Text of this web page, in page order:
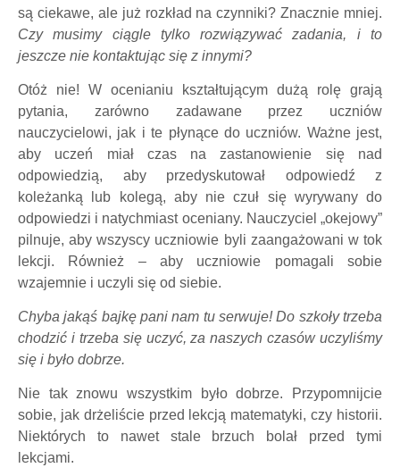
są ciekawe, ale już rozkład na czynniki? Znacznie mniej.
Czy musimy ciągle tylko rozwiązywać zadania, i to
jeszcze nie kontaktując się z innymi?
Otóż nie! W ocenianiu kształtującym dużą rolę grają
pytania, zarówno zadawane przez uczniów
nauczycielowi, jak i te płynące do uczniów. Ważne jest,
aby uczeń miał czas na zastanowienie się nad
odpowiedzią, aby przedyskutował odpowiedź z
koleżanką lub kolegą, aby nie czuł się wyrywany do
odpowiedzi i natychmiast oceniany. Nauczyciel „okejowy”
pilnuje, aby wszyscy uczniowie byli zaangażowani w tok
lekcji. Również – aby uczniowie pomagali sobie
wzajemnie i uczyli się od siebie.
Chyba jakąś bajkę pani nam tu serwuje! Do szkoły trzeba
chodzić i trzeba się uczyć, za naszych czasów uczyliśmy
się i było dobrze.
Nie tak znowu wszystkim było dobrze. Przypomnijcie
sobie, jak drżeliście przed lekcją matematyki, czy historii.
Niektórych to nawet stale brzuch bolał przed tymi
lekcjami.